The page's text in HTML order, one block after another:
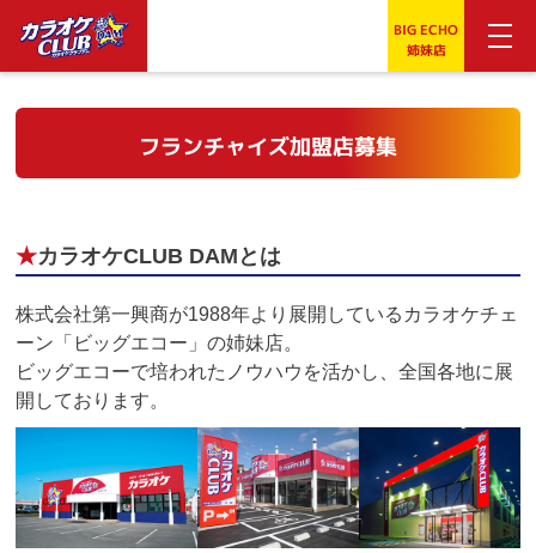
BIG ECHO
姉妹店
フランチャイズ加盟店募集
★カラオケCLUB DAMとは
株式会社第一興商が1988年より展開しているカラオケチェ
ーン「ビッグエコー」の姉妹店。
ビッグエコーで培われたノウハウを活かし、全国各地に展
開しております。